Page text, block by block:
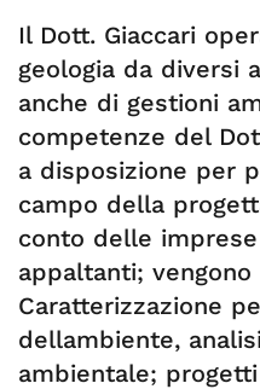
Il Dott. Giaccari
geologia da diversi
anche di gestioni
competenze del
a disposizione per
campo della
conto delle
appaltanti;
Caratterizzazione
dellambiente,
ambientale;